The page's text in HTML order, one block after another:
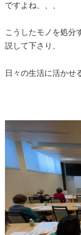
ですよね、、、
こうしたモノを処分
説して下さり、
日々の生活に活かせ